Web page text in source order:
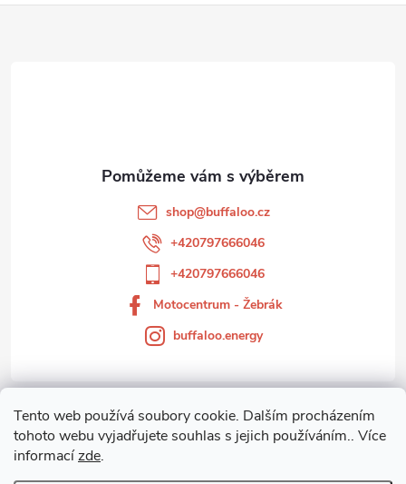
Tento web používá soubory cookie. Dalším procházením
tohoto webu vyjadřujete souhlas s jejich používáním.. Více
informacízde.
Zákaznický servis
shop@buffaloo.cz
+420797666046
+420797666046
Motocentrum - Žebrák
buffaloo.energy